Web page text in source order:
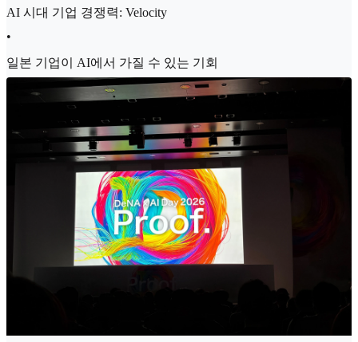
AI 시대 기업 경쟁력: Velocity
•
일본 기업이 AI에서 가질 수 있는 기회